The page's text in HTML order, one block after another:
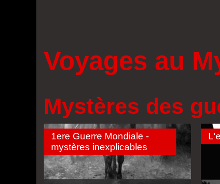
Voyages au
Mystères des
1ere Guerre Mondiale -
mystères inexplicables